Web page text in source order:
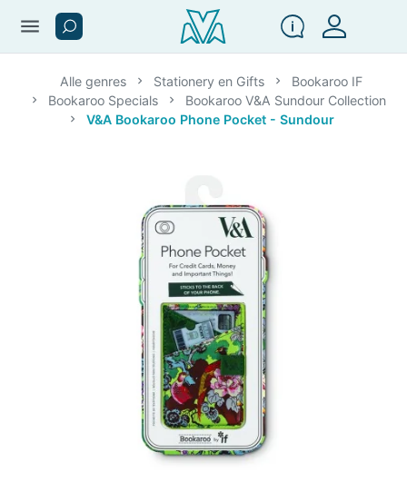
menu
Alle genres Stationery en Gifts
Bookaroo IF
Bookaroo Specials
Bookaroo V&A Sundour Collection
V&A Bookaroo Phone Pocket - Sundour